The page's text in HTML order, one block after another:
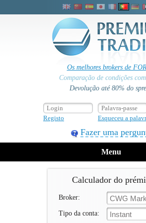
Os melhores brokers de
Comparação de condições
Devolução até 80% do
Registo Esqueceu a
Fazer uma
Menu
Calculador do
Broker: CWG
Tipo da conta: Instant